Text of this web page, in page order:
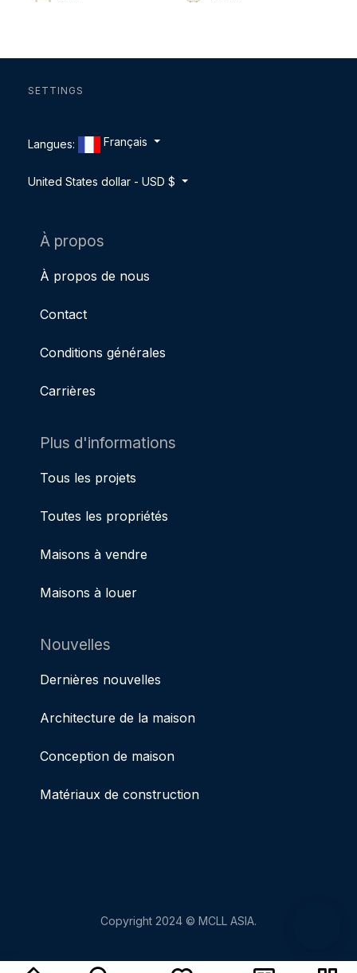
À propos
À propos de nous
Contact
Conditions générales
Carrières
Plus d'informations
Tous les projets
Toutes les propriétés
Maisons à vendre
Maisons à louer
Nouvelles
Dernières nouvelles
Architecture de la maison
Conception de maison
Matériaux de construction
SETTINGS
Langues: Français
United States dollar - USD $
Copyright 2024 © MCLL ASIA.